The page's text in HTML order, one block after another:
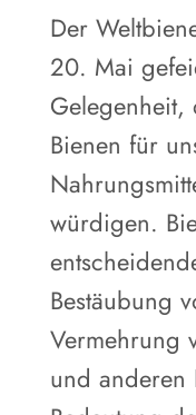
Der
20. Mai
Bienen für
würdigen.
Bestäubung
Vermehrung
und